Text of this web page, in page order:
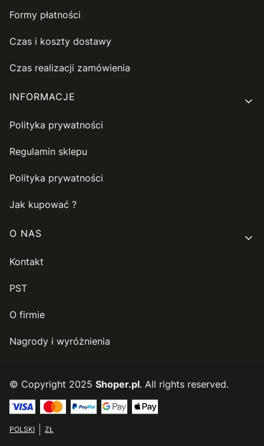
Formy płatności
Czas i koszty dostawy
Czas realizacji zamówienia
INFORMACJE
Polityka prywatności
Regulamin sklepu
Polityka prywatności
Jak kupować ?
O NAS
Kontakt
PST
O firmie
Nagrody i wyróżnienia
© Copyright 2025 Shoper.pl. All rights reserved.
POLSKI ZŁ